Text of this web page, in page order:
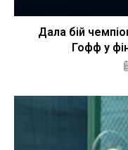
Дала бій
Гофф у